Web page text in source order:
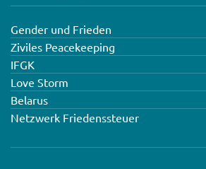
Gender und Frieden
Ziviles Peacekeeping
IFGK
Love Storm
Belarus
Netzwerk Friedenssteuer